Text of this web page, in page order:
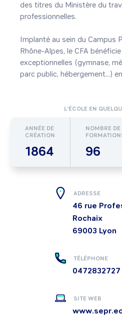
des titres du Ministère du
professionnelles.
Implanté au sein du Campus
Rhône-Alpes, le CFA
exceptionnelles (gymnase,
parc public, hébergement...)
L’ÉCOLE EN
ANNÉE DE
CRÉATION
1864
NOMBRE DE
96
ADRESSE
46 rue
Rochaix
69003 Lyon
TÉLÉPHONE
0472832727
SITE WEB